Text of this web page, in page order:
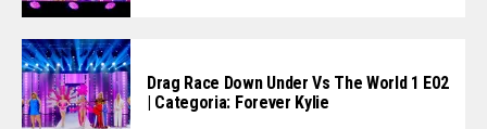
Drag Race Down Under Vs The World 1 E02
| Categoria: Forever Kylie